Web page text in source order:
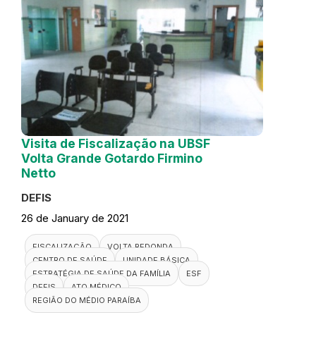
Visita de Fiscalização na UBSF
Volta Grande Gotardo Firmino
Netto
DEFIS
26 de January de 2021
FISCALIZAÇÃO
VOLTA REDONDA
CENTRO DE SAÚDE
UNIDADE BÁSICA
ESTRATÉGIA DE SAÚDE DA FAMÍLIA
ESF
DEFIS
ATO MÉDICO
REGIÃO DO MÉDIO PARAÍBA